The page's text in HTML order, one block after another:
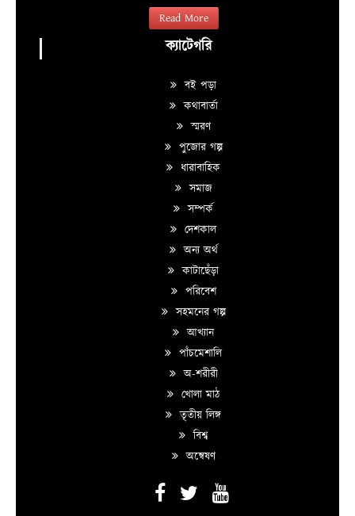
Read More
ক্যাটেগরি
বই পড়া
কথাবার্তা
স্মরণ
পুজোর গল্প
ধারাবাহিক
সমাজ
সম্পর্ক
দেশকাল
অন্য অর্থ
কাটাছেঁড়া
পরিবেশ
সহমনের গল্প
আখ্যান
পাঁচমেশালি
অ-শরীরী
খোলা মাঠ
তৃতীয় লিঙ্গ
বিশ্ব
অন্বেষণ